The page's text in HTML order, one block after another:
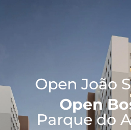
Open João
Open
Parque do